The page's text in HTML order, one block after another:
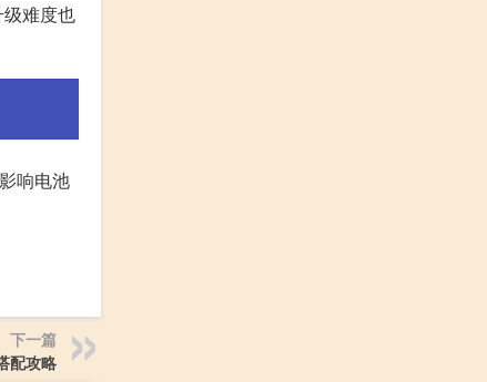
难度也
响电池
下一篇
配攻略